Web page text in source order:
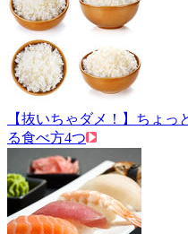
【抜いちゃダメ！】ちょ
る食べ方4つ